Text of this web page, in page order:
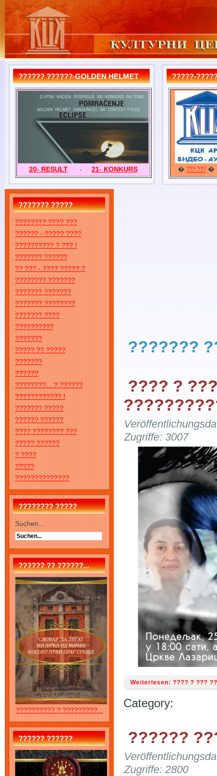
?????? ??????-GOLDEN HELMET
20- RESULT - 21- KONKURS
?????-
� ??? ??? �
??????? ?????
???????? ???? ???
?????? - ????? ????
?????????? ? ??? !
??????? ??????
?? ??? - ???? ????? ?
???????? ???????
??????? ???????
??????? ????????
??????? ????
??????????
???????
????? ?? ?????
???????
??????
????????... ? ??????
???????????? !
??????? ?????
?????? ??????
???? ???????? ???
????? ??????
? ????
?????
??????????????
???????? ?????
Suchen...
?????? ?? ??????...
?????????? ? ?????????...
?????? ??????
???????
???? ?
Zugriffe: 3007
Weiterlesen: ???? ? ???
Category:
??????
Zugriffe: 2800